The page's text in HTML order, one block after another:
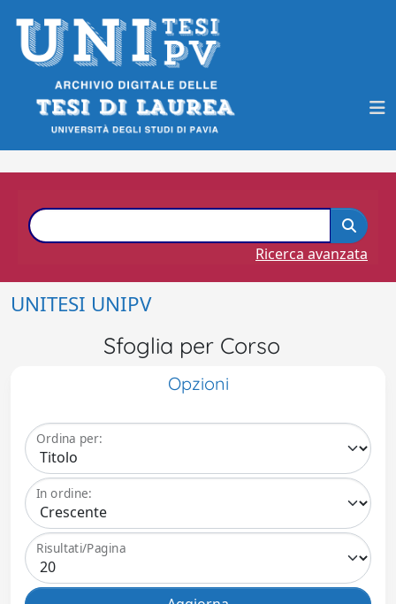
Ricerca avanzata
UNITESI UNIPV
Sfoglia per Corso
Opzioni
Ordina per:
In ordine:
Risultati/Pagina